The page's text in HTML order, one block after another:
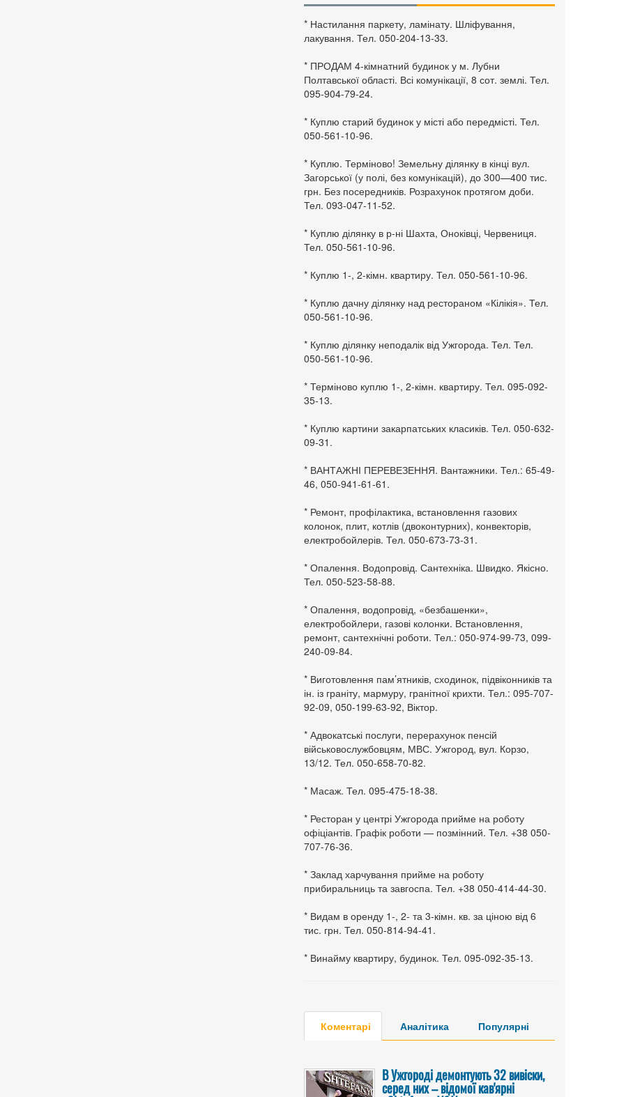
* Настилання паркету, ламінату. Шліфування,
лакування. Тел. 050-204-13-33.
* ПРОДАМ 4-кімнатний будинок у м. Лубни
Полтавської області. Всі комунікації, 8 сот. землі. Тел.
095-904-79-24.
* Куплю старий будинок у місті або передмісті. Тел.
050-561-10-96.
* Куплю. Терміново! Земельну ділянку в кінці вул.
Загорської (у полі, без комунікацій), до 300—400 тис.
грн. Без посередників. Розрахунок протягом доби.
Тел. 093-047-11-52.
* Куплю ділянку в р-ні Шахта, Оноківці, Червениця.
Тел. 050-561-10-96.
* Куплю 1-, 2-кімн. квартиру. Тел. 050-561-10-96.
* Куплю дачну ділянку над рестораном «Кілікія». Тел.
050-561-10-96.
* Куплю ділянку неподалік від Ужгорода. Тел. Тел.
050-561-10-96.
* Терміново куплю 1-, 2-кімн. квартиру. Тел. 095-092-
35-13.
* Куплю картини закарпатських класиків. Тел. 050-632-
09-31.
* ВАНТАЖНІ ПЕРЕВЕЗЕННЯ. Вантажники. Тел.: 65-49-
46, 050-941-61-61.
* Ремонт, профілактика, встановлення газових
колонок, плит, котлів (двоконтурних), конвекторів,
електробойлерів. Тел. 050-673-73-31.
* Опалення. Водопровід. Сантехніка. Швидко. Якісно.
Тел. 050-523-58-88.
* Опалення, водопровід, «безбашенки»,
електробойлери, газові колонки. Встановлення,
ремонт, сантехнічні роботи. Тел.: 050-974-99-73, 099-
240-09-84.
* Виготовлення пам’ятників, сходинок, підвіконників та
ін. із граніту, мармуру, гранітної крихти. Тел.: 095-707-
92-09, 050-199-63-92, Віктор.
* Адвокатські послуги, перерахунок пенсій
військовослужбовцям, МВС. Ужгород, вул. Корзо,
13/12. Тел. 050-658-70-82.
* Масаж. Тел. 095-475-18-38.
* Ресторан у центрі Ужгорода прийме на роботу
офіціантів. Графік роботи — позмінний. Тел. +38 050-
707-76-36.
* Заклад харчування прийме на роботу
прибиральниць та завгоспа. Тел. +38 050-414-44-30.
* Видам в оренду 1-, 2- та 3-кімн. кв. за ціною від 6
тис. грн. Тел. 050-814-94-41.
* Винайму квартиру, будинок. Тел. 095-092-35-13.
Коментарі Аналітика Популярні
В Ужгороді демонтують 32 вивіски,
серед них – відомої кав'ярні